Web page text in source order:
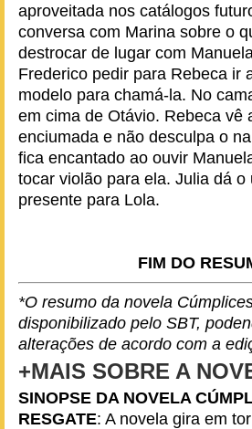
aproveitada nos catálogos
conversa com Marina sobre o
destrocar de lugar com
Frederico pedir para Rebeca ir
modelo para chamá-la. No
em cima de Otávio. Rebeca vê
enciumada e não desculpa o
fica encantado ao ouvir
tocar violão para ela. Julia dá o
presente para Lola.
FIM DO
*O resumo da novela
disponibilizado pelo SBT,
alterações de acordo com a
+MAIS SOBRE A
SINOPSE DA NOVELA
RESGATE: A novela gira em